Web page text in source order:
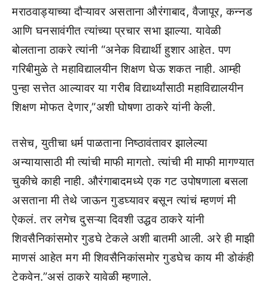
मराठवाड्याच्या दौऱ्यावर असताना औरंगाबाद, वैजापूर, कन्नड
आणि घनसावंगीत त्यांच्या प्रचार सभा झाल्या. यावेळी
बोलताना ठाकरे त्यांनी “अनेक विद्यार्थी हुशार आहेत. पण
गरिबीमुळे ते महाविद्यालयीन शिक्षण घेऊ शकत नाही. आम्ही
पुन्हा सत्तेत आल्यावर या गरीब विद्यार्थ्यांसाठी महाविद्यालयीन
शिक्षण मोफत देणार,”अशी घोषणा ठाकरे यांनी केली.
तसेच, युतीचा धर्म पाळताना निष्ठावंतावर झालेल्या
अन्यायासाठी मी त्यांची माफी मागतो. त्यांची मी माफी मागण्यात
चुकीचे काही नाही. औरंगाबादमध्ये एक गट उपोषणाला बसला
असताना मी तेथे जाऊन गुडघ्यावर बसून त्यांचं म्हणणं मी
ऐकलं. तर लगेच दुसऱ्या दिवशी उद्धव ठाकरे यांनी
शिवसैनिकांसमोर गुडघे टेकले अशी बातमी आली. अरे ही माझी
माणसं आहेत मग मी शिवसैनिकांसमोर गुडघेच काय मी डोकंही
टेकवेन.”असं ठाकरे यावेळी म्हणाले.